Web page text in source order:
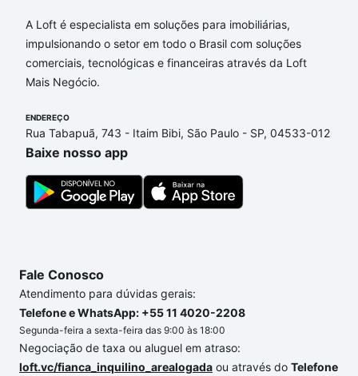
Apartamentos com 4 vagas à venda em Área Rural
de Campinas, Campinas, SP que custam a partir de
R$ 0 e com nossas opções de financiamento
imobiliário as parcelas podem se adequar ao seu
envolvidos no processo de compra, veja em nosso
portal quanto custa comprar um apartamento e
conte com a gente para comprar o imóvel dos seus
sonhos com segurança e conforto. Loft, com você
até as chaves.
A Loft é especialista em soluções para imobiliárias,
impulsionando o setor em todo o Brasil com soluções
comerciais, tecnológicas e financeiras através da Loft
Mais Negócio.
ENDEREÇO
Rua Tabapuã, 743 - Itaim Bibi, São Paulo - SP, 04533-012
Baixe nosso app
Fale Conosco
Atendimento para dúvidas gerais:
Telefone e WhatsApp: +55 11 4020-2208
Segunda-feira a sexta-feira das 9:00 às 18:00
Negociação de taxa ou aluguel em atraso:
loft.vc/fianca_inquilino_arealogada ou através do Telefone